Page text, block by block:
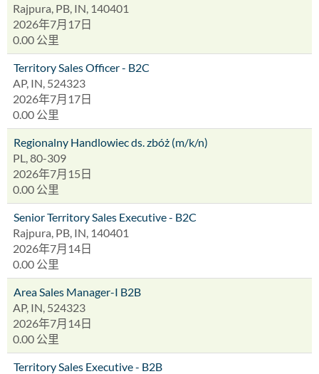
Rajpura, PB, IN, 140401
2026年7月17日
0.00 公里
Territory Sales Officer - B2C
AP, IN, 524323
2026年7月17日
0.00 公里
Regionalny Handlowiec ds. zbóż (m/k/n)
PL, 80-309
2026年7月15日
0.00 公里
Senior Territory Sales Executive - B2C
Rajpura, PB, IN, 140401
2026年7月14日
0.00 公里
Area Sales Manager-I B2B
AP, IN, 524323
2026年7月14日
0.00 公里
Territory Sales Executive - B2B